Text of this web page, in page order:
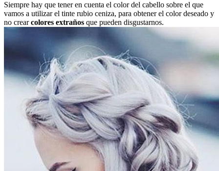
Siempre hay que tener en cuenta el color del cabello sobre el que
vamos a utilizar el tinte rubio ceniza, para obtener el color deseado y
no crearcolores extraños que pueden disgustarnos.